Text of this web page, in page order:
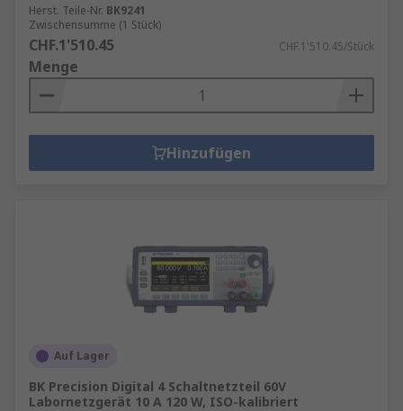
Herst. Teile-Nr. BK9241
Zwischensumme (1 Stück)
CHF.1'510.45 CHF.1'510.45/Stück
Menge
Hinzufügen
Auf Lager
BK Precision Digital 4 Schaltnetzteil 60V
Labornetzgerät 10 A 120 W, ISO-kalibriert